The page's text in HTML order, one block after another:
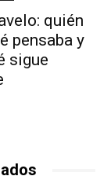
quién
pensaba y
sigue